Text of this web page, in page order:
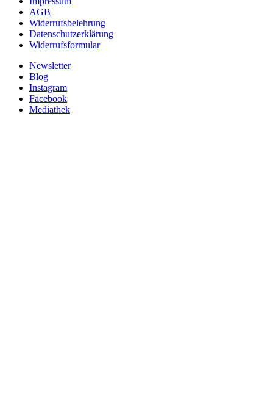
AGB
Widerrufsbelehrung
Datenschutzerklärung
Widerrufsformular
Newsletter
Blog
Instagram
Facebook
Mediathek